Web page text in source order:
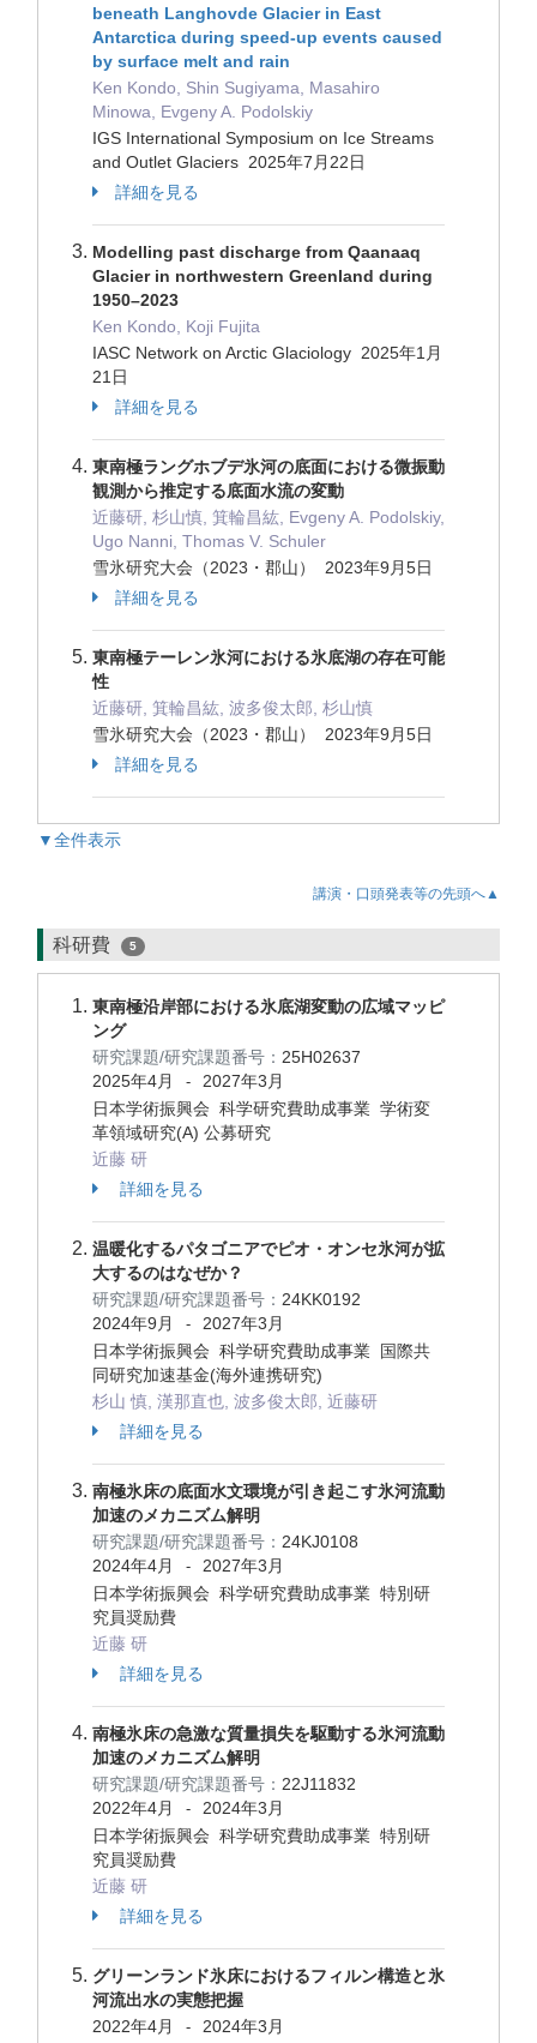
beneath Langhovde Glacier in East
Antarctica during speed-up events caused
by surface melt and rain
Ken Kondo, Shin Sugiyama, Masahiro
Minowa, Evgeny A. Podolskiy
IGS International Symposium on Ice Streams
and Outlet Glaciers 2025年7月22日
詳細を見る
Modelling past discharge from Qaanaaq
Glacier in northwestern Greenland during
1950–2023
Ken Kondo, Koji Fujita
IASC Network on Arctic Glaciology 2025年1月
21日
詳細を見る
東南極ラングホブデ氷河の底面における微振動
観測から推定する底面水流の変動
近藤研, 杉山慎, 箕輪昌紘, Evgeny A. Podolskiy,
Ugo Nanni, Thomas V. Schuler
雪氷研究大会（2023・郡山） 2023年9月5日
詳細を見る
東南極テーレン氷河における氷底湖の存在可能
性
近藤研, 箕輪昌紘, 波多俊太郎, 杉山慎
雪氷研究大会（2023・郡山） 2023年9月5日
詳細を見る
▼全件表示
講演・口頭発表等の先頭へ▲
科研費 5
東南極沿岸部における氷底湖変動の広域マッピ
ング
研究課題/研究課題番号： 25H02637
2025年4月
-
2027年3月
日本学術振興会 科学研究費助成事業 学術変
革領域研究(A) 公募研究
近藤 研
詳細を見る
温暖化するパタゴニアでピオ・オンセ氷河が拡
大するのはなぜか？
研究課題/研究課題番号： 24KK0192
2024年9月
-
2027年3月
日本学術振興会 科学研究費助成事業 国際共
同研究加速基金(海外連携研究)
杉山 慎, 漢那直也, 波多俊太郎, 近藤研
詳細を見る
南極氷床の底面水文環境が引き起こす氷河流動
加速のメカニズム解明
研究課題/研究課題番号： 24KJ0108
2024年4月
-
2027年3月
日本学術振興会 科学研究費助成事業 特別研
究員奨励費
近藤 研
詳細を見る
南極氷床の急激な質量損失を駆動する氷河流動
加速のメカニズム解明
研究課題/研究課題番号： 22J11832
2022年4月
-
2024年3月
日本学術振興会 科学研究費助成事業 特別研
究員奨励費
近藤 研
詳細を見る
グリーンランド氷床におけるフィルン構造と氷
河流出水の実態把握
2022年4月
-
2024年3月